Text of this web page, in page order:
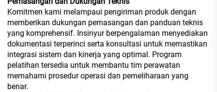
Komitmen kami melampaui pengiriman produk dengan
memberikan dukungan pemasangan dan panduan teknis
yang komprehensif. Insinyur berpengalaman menyediakan
dokumentasi terperinci serta konsultasi untuk memastikan
integrasi sistem dan kinerja yang optimal. Program
pelatihan tersedia untuk membantu tim perawatan
memahami prosedur operasi dan pemeliharaan yang
benar.